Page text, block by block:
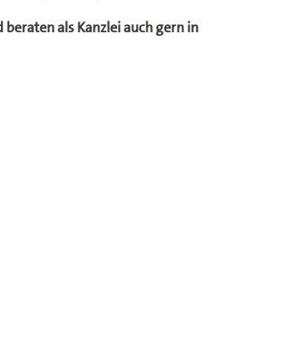
als Kanzlei auch gern in